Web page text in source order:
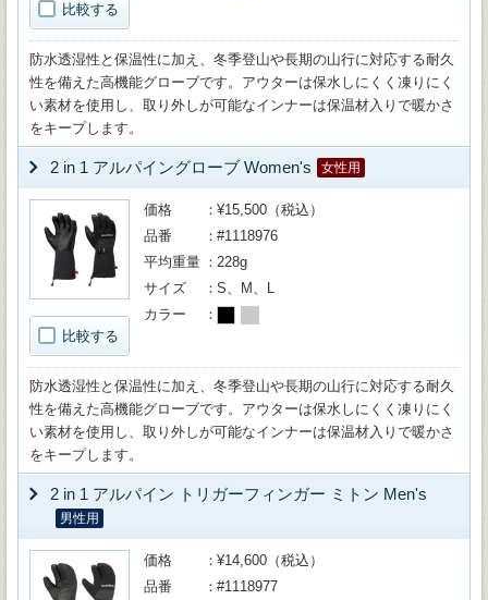
比較する
防水透湿性と保温性に加え、冬季登山や長期の山行に対応する耐久
性を備えた高機能グローブです。アウターは保水しにくく凍りにく
い素材を使用し、取り外しが可能なインナーは保温材入りで暖かさ
をキープします。
2 in 1 アルパイングローブ Women's 女性用
比較する
価格
¥15,500（税込）
品番
#1118976
平均重量
228g
サイズ
S、M、L
カラー
防水透湿性と保温性に加え、冬季登山や長期の山行に対応する耐久
性を備えた高機能グローブです。アウターは保水しにくく凍りにく
い素材を使用し、取り外しが可能なインナーは保温材入りで暖かさ
をキープします。
2 in 1 アルパイン トリガーフィンガー ミトン Men's
男性用
価格
¥14,600（税込）
品番
#1118977